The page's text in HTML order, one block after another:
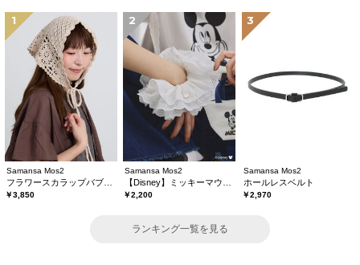
1
Samansa Mos2
￥3,850
2
Samansa Mos2
￥2,200
3
Samansa Mos2
ホールレスベルト
￥2,970
ランキング一覧を見る